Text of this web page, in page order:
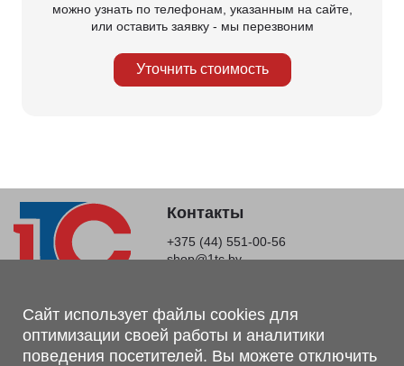
можно узнать по телефонам, указанным на сайте,
или оставить заявку - мы перезвоним
Уточнить стоимость
Контакты
+375 (44) 551-00-56
shop@1tc.by
Магазин, склад
г. Минск, Минский р-н, п. Привольный, ул. Мира, 20А,
223062
Сайт использует файлы cookies для
оптимизации своей работы и аналитики
поведения посетителей. Вы можете отключить